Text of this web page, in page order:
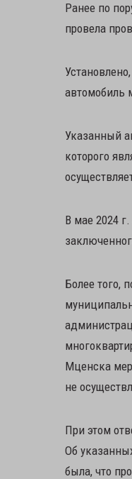
Ранее по
провела
автомобиль
Указанный
которого
В мае 2024
Более того,
Мценска
не
При этом
Об
была, что